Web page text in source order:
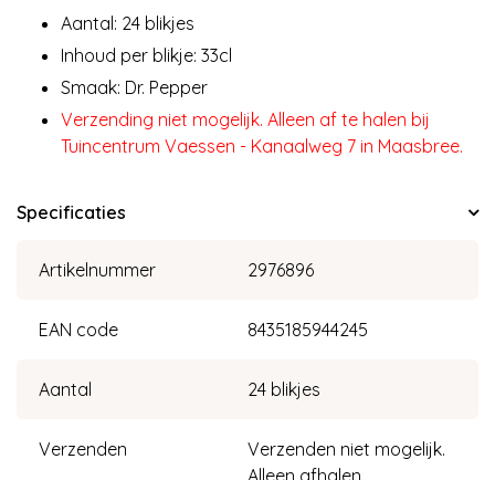
Aantal: 24 blikjes
Inhoud per blikje: 33cl
Smaak: Dr. Pepper
Verzending niet mogelijk. Alleen af te halen bij
Tuincentrum Vaessen - Kanaalweg 7 in Maasbree.
Specificaties
Artikelnummer 2976896
EAN code 8435185944245
Aantal 24 blikjes
Verzenden
Verzenden niet mogelijk.